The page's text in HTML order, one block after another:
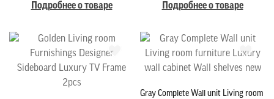
Подробнее о товаре Подробнее о товаре
Gray Complete Wall unit Living room